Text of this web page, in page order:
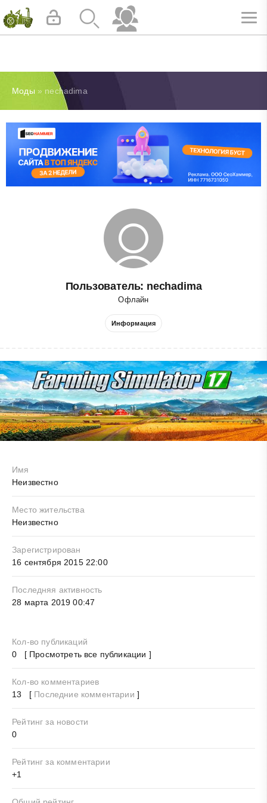
Моды » nechadima
Пользователь: nechadima
Офлайн
Информация
Имя
Неизвестно
Место жительства
Неизвестно
Зарегистрирован
16 сентября 2015 22:00
Последняя активность
28 марта 2019 00:47
Кол-во публикаций
0 [ Просмотреть все публикации ]
Кол-во комментариев
13 [ Последние комментарии ]
Рейтинг за новости
0
Рейтинг за комментарии
+1